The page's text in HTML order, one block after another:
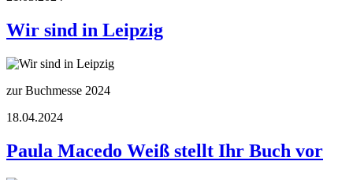
Wir sind in Leipzig
zur Buchmesse 2024
18.04.2024
Paula Macedo Weiß stellt Ihr Buch vor